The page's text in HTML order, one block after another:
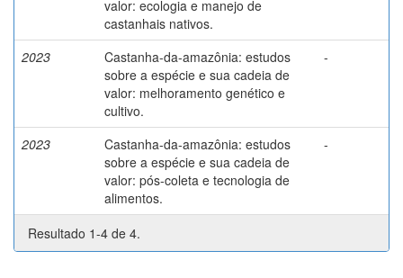
valor: ecologia e manejo de
castanhais nativos.
2023
Castanha-da-amazônia: estudos
sobre a espécie e sua cadeia de
valor: melhoramento genético e
cultivo.
-
2023
Castanha-da-amazônia: estudos
sobre a espécie e sua cadeia de
valor: pós-coleta e tecnologia de
alimentos.
-
Resultado 1-4 de 4.